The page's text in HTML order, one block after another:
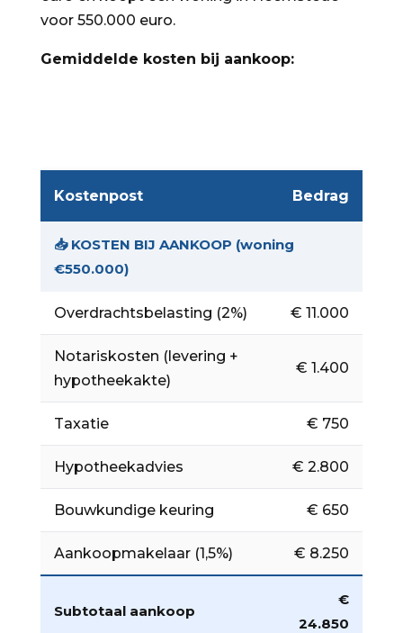
voor 550.000 euro.
Gemiddelde kosten bij aankoop:
Kostenpost Bedrag
📥 KOSTEN BIJ AANKOOP (woning
€550.000)
Overdrachtsbelasting (2%) € 11.000
Notariskosten (levering +
hypotheekakte)
€ 1.400
Taxatie € 750
Hypotheekadvies € 2.800
Bouwkundige keuring € 650
Aankoopmakelaar (1,5%) € 8.250
Subtotaal aankoop
€
24.850